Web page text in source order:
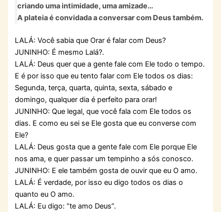
criando uma intimidade, uma amizade…
A plateia é convidada a conversar com Deus também.
LALÁ: Você sabia que Orar é falar com Deus?
JUNINHO: É mesmo Lalá?.
LALÁ: Deus quer que a gente fale com Ele todo o tempo.
E é por isso que eu tento falar com Ele todos os dias:
Segunda, terça, quarta, quinta, sexta, sábado e
domingo, qualquer dia é perfeito para orar!
JUNINHO: Que legal, que você fala com Ele todos os
dias. E como eu sei se Ele gosta que eu converse com
Ele?
LALÁ: Deus gosta que a gente fale com Ele porque Ele
nos ama, e quer passar um tempinho a sós conosco.
JUNINHO: E ele também gosta de ouvir que eu O amo.
LALÁ: É verdade, por isso eu digo todos os dias o
quanto eu O amo.
LALÁ: Eu digo: “te amo Deus”.